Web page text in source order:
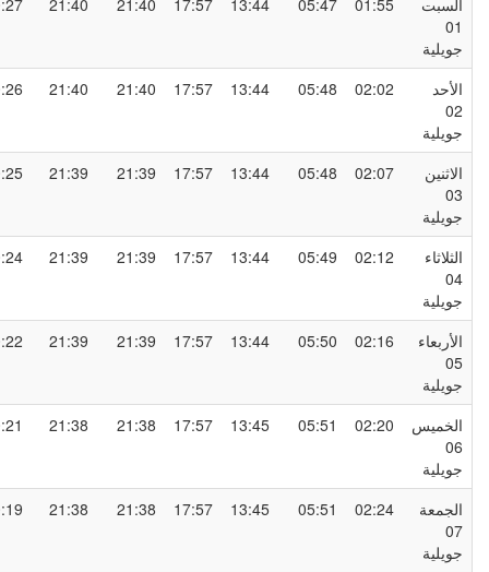
01:55
05:47
13:44
17:57
21:40
21:40
00:27
02:02
05:48
13:44
17:57
21:40
21:40
00:26
02:07
05:48
13:44
17:57
21:39
21:39
00:25
02:12
05:49
13:44
17:57
21:39
21:39
00:24
02:16
05:50
13:44
17:57
21:39
21:39
00:22
02:20
05:51
13:45
17:57
21:38
21:38
00:21
02:24
05:51
13:45
17:57
21:38
21:38
00:19